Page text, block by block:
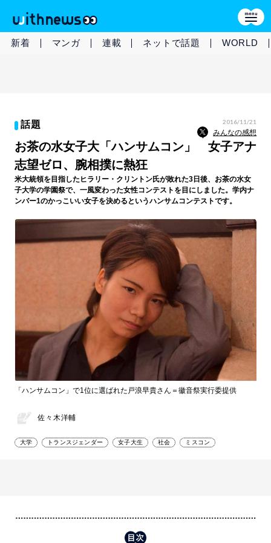
新着 マンガ 連載 ネットで話題 WORLD
話題 2016/11/21
みんなの感想
お茶の水女子大「ハンサムコン」 女子アナ
志望ゼロ、腕相撲に熱狂
米大統領を目指したヒラリー・クリントン氏が敗れた3日後、お茶の水女
子大学の学園祭で、一風変わった女性コンテストを目にしました。学内ナ
ンバー1のかっこいい女子を決めるというハンサムコンテストです。
「ハンサムコン」で1位に選ばれた戸浪早貴さん＝徽音祭実行委提供
佐々木洋輔
大学 トランスジェンダー 女子大生 社会 ミスコン